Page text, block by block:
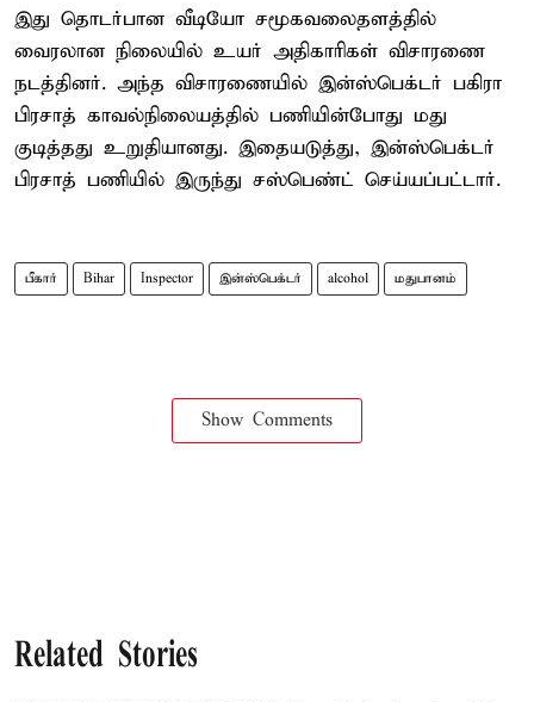
இது தொடர்பான வீடியோ சமூகவலைதளத்தில்
வைரலான நிலையில் உயர் அதிகாரிகள் விசாரணை
நடத்தினர். அந்த விசாரணையில் இன்ஸ்பெக்டர் பகிரா
பிரசாத் காவல்நிலையத்தில் பணியின்போது மது
குடித்தது உறுதியானது. இதையடுத்து, இன்ஸ்பெக்டர்
பிரசாத் பணியில் இருந்து சஸ்பெண்ட் செய்யப்பட்டார்.
பீகார் Bihar Inspector இன்ஸ்பெக்டர் alcohol மதுபானம்
Show Comments
Related Stories